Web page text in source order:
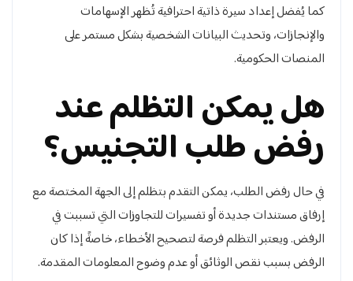
كما يُفضل إعداد سيرة ذاتية احترافية تُظهر الإسهامات
والإنجازات، وتحديث البيانات الشخصية بشكل مستمر على
المنصات الحكومية.
هل يمكن التظلم عند
رفض طلب التجنيس؟
في حال رفض الطلب، يمكن التقدم بتظلم إلى الجهة المختصة مع
إرفاق مستندات جديدة أو تفسيرات للتجاوزات التي تسببت في
الرفض. ويعتبر التظلم فرصة لتصحيح الأخطاء، خاصةً إذا كان
الرفض بسبب نقص الوثائق أو عدم وضوح المعلومات المقدمة.